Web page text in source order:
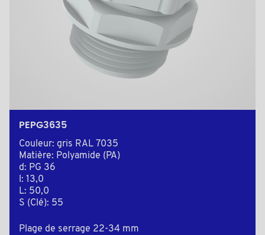
PEPG3635
Couleur: gris RAL 7035
Matière: Polyamide (PA)
d: PG 36
l: 13,0
L: 50,0
S (Clé): 55
Plage de serrage 22-34 mm